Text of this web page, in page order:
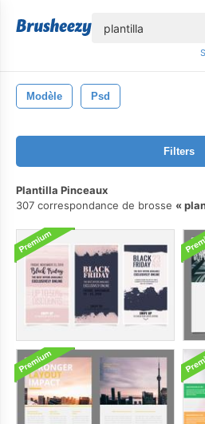
Modèle Psd
Filters
Plantilla Pinceaux
307 correspondance de brosse